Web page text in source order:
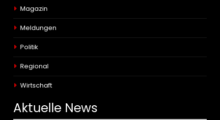
Magazin
Meldungen
Politik
Regional
Wirtschaft
Aktuelle News